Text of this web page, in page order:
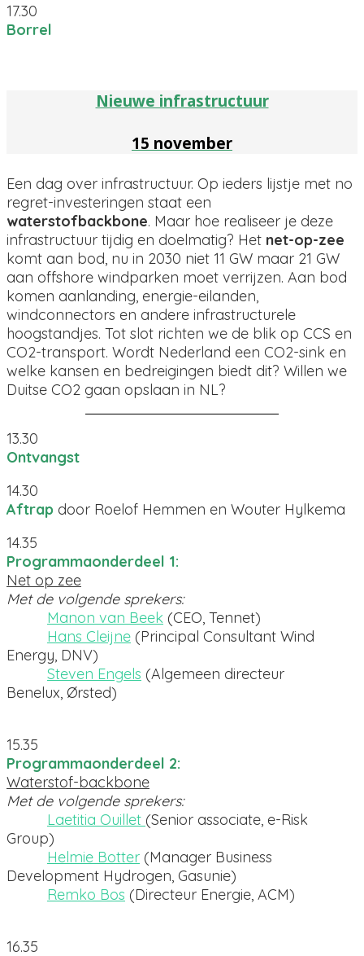
17.30
Borrel
Nieuwe infrastructuur
15 november
Een dag over infrastructuur. Op ieders lijstje met no
regret-investeringen staat een
waterstofbackbone. Maar hoe realiseer je deze
infrastructuur tijdig en doelmatig? Het net-op-zee
komt aan bod, nu in 2030 niet 11 GW maar 21 GW
aan offshore windparken moet verrijzen. Aan bod
komen aanlanding, energie-eilanden,
windconnectors en andere infrastructurele
hoogstandjes. Tot slot richten we de blik op CCS en
CO2-transport. Wordt Nederland een CO2-sink en
welke kansen en bedreigingen biedt dit? Willen we
Duitse CO2 gaan opslaan in NL?
13.30
Ontvangst
14.30
Aftrap door Roelof Hemmen en Wouter Hylkema
14.35
Programmaonderdeel 1:
Net op zee
Met de volgende sprekers:
Manon van Beek (CEO, Tennet)
Hans Cleijne (Principal Consultant Wind
Energy, DNV)
Steven Engels (Algemeen directeur
Benelux, Ørsted)
15.35
Programmaonderdeel 2:
Waterstof-backbone
Met de volgende sprekers:
Laetitia Ouillet (Senior associate, e-Risk
Group)
Helmie Botter (Manager Business
Development Hydrogen, Gasunie)
Remko Bos (Directeur Energie, ACM)
16.35